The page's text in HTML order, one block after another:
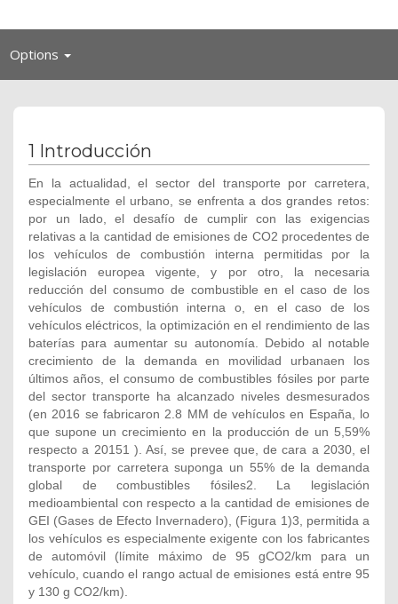
Options Toggle
1 Introducción
En la actualidad, el sector del transporte por carretera,
especialmente el urbano, se enfrenta a dos grandes retos:
por un lado, el desafío de cumplir con las exigencias
relativas a la cantidad de emisiones de CO2 procedentes de
los vehículos de combustión interna permitidas por la
legislación europea vigente, y por otro, la necesaria
reducción del consumo de combustible en el caso de los
vehículos de combustión interna o, en el caso de los
vehículos eléctricos, la optimización en el rendimiento de las
baterías para aumentar su autonomía. Debido al notable
crecimiento de la demanda en movilidad urbanaen los
últimos años, el consumo de combustibles fósiles por parte
del sector transporte ha alcanzado niveles desmesurados
(en 2016 se fabricaron 2.8 MM de vehículos en España, lo
que supone un crecimiento en la producción de un 5,59%
respecto a 20151 ). Así, se prevee que, de cara a 2030, el
transporte por carretera suponga un 55% de la demanda
global de combustibles fósiles2. La legislación
medioambiental con respecto a la cantidad de emisiones de
GEI (Gases de Efecto Invernadero), (Figura 1)3, permitida a
los vehículos es especialmente exigente con los fabricantes
de automóvil (límite máximo de 95 gCO2/km para un
vehículo, cuando el rango actual de emisiones está entre 95
y 130 g CO2/km).